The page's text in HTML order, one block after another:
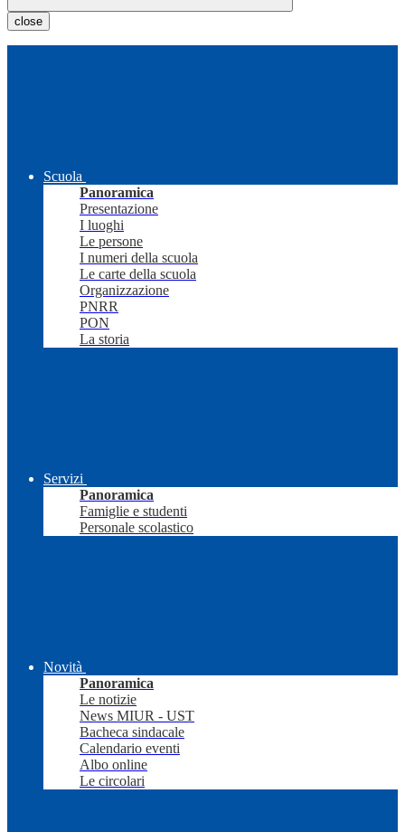
close
Scuola
Panoramica
Presentazione
I luoghi
Le persone
I numeri della scuola
Le carte della scuola
Organizzazione
PNRR
PON
La storia
Servizi
Panoramica
Famiglie e studenti
Personale scolastico
Novità
Panoramica
Le notizie
News MIUR - UST
Bacheca sindacale
Calendario eventi
Albo online
Le circolari